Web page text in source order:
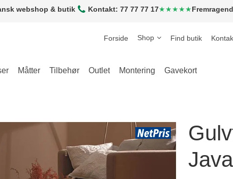
webshop & butik Kontakt: 77 77 77 17★★★★★
Forside Shop Find butik
Måtter Tilbehør Outlet Montering Gavekort